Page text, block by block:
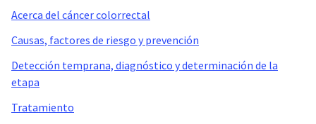
Acerca del cáncer colorrectal
Causas, factores de riesgo y prevención
Detección temprana, diagnóstico y determinación de la
etapa
Tratamiento